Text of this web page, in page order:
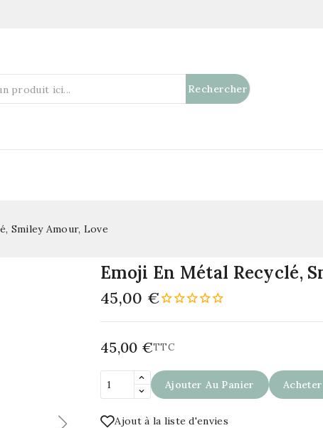
Rechercher
Smiley Amour, Love
Emoji En Métal Recyclé,
45,00 €
45,00 €TTC
Ajouter Au Panier
Ajout à la liste d'envies